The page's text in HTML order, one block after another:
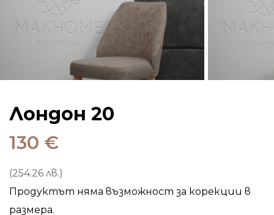
Лондон 20
130 €
(254.26 лв.)
Продуктът няма възможност за корекции в
размера.